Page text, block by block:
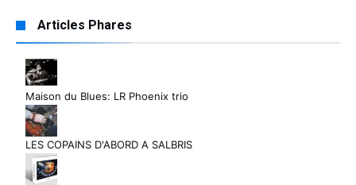
Articles Phares
Maison du Blues: LR Phoenix trio
LES COPAINS D'ABORD A SALBRIS